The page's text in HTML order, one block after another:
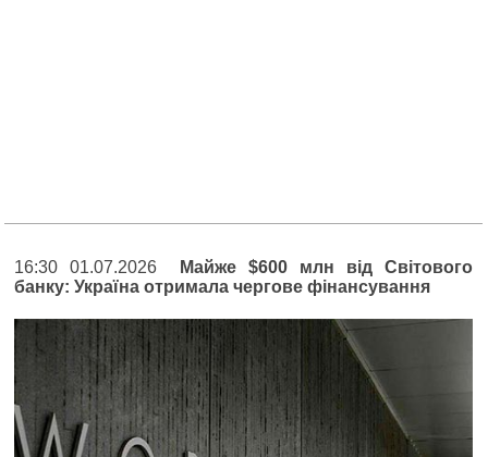
16:30 01.07.2026
Майже $600 млн від Світового
банку: Україна отримала чергове фінансування